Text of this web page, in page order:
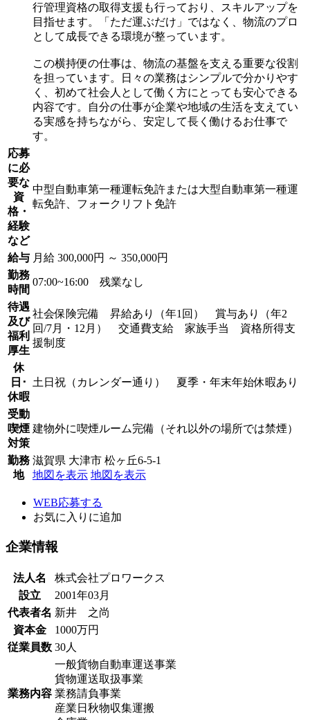
行管理資格の取得支援も行っており、スキルアップを
目指せます。「ただ運ぶだけ」ではなく、物流のプロ
として成長できる環境が整っています。
この横持便の仕事は、物流の基盤を支える重要な役割
を担っています。日々の業務はシンプルで分かりやす
く、初めて社会人として働く方にとっても安心できる
内容です。自分の仕事が企業や地域の生活を支えてい
る実感を持ちながら、安定して長く働けるお仕事で
す。
応募
に必
要な
資
格・
経験
など
中型自動車第一種運転免許または大型自動車第一種運
転免許、フォークリフト免許
給与 月給 300,000円 ～ 350,000円
勤務
時間
07:00~16:00 残業なし
待遇
及び
福利
厚生
社会保険完備 昇給あり（年1回） 賞与あり（年2
回/7月・12月） 交通費支給 家族手当 資格所得支
援制度
休
日･
休暇
土日祝（カレンダー通り） 夏季・年末年始休暇あり
受動
喫煙
対策
建物外に喫煙ルーム完備（それ以外の場所では禁煙）
勤務
地
滋賀県 大津市 松ヶ丘6-5-1
地図を表示 地図を表示
WEB応募する
お気に入り に追加
企業情報
法人名
株式会社プロワークス
設立
2001年03月
代表者名 新井 之尚
資本金
1000万円
従業員数 30人
業務内容
一般貨物自動車運送事業
貨物運送取扱事業
業務請負事業
産業日秋物収集運搬